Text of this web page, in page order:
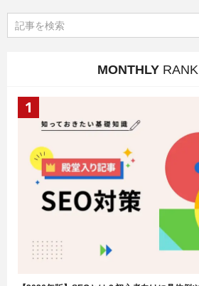
MONTHLY